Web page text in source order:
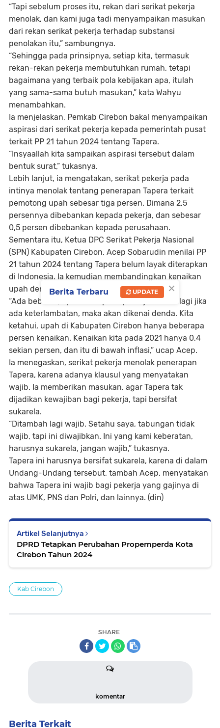
“Tapi sebelum proses itu, rekan dari serikat pekerja
menolak, dan kami juga tadi menyampaikan masukan
dari rekan serikat pekerja terhadap substansi
penolakan itu,” sambungnya.
“Sehingga pada prinsipnya, setiap kita, termasuk
rekan-rekan pekerja membutuhkan rumah, tetapi
bagaimana yang terbaik pola kebijakan apa, itulah
yang sama-sama butuh masukan,” kata Wahyu
menambahkan.
Ia menjelaskan, Pemkab Cirebon bakal menyampaikan
aspirasi dari serikat pekerja kepada pemerintah pusat
terkait PP 21 tahun 2024 tentang Tapera.
“Insyaallah kita sampaikan aspirasi tersebut dalam
bentuk surat,” tukasnya.
Lebih lanjut, ia mengatakan, serikat pekerja pada
intinya menolak tentang penerapan Tapera terkait
pemotong upah sebesar tiga persen. Dimana 2,5
persennya dibebankan kepada pekerja, dan sebesar
0,5 persen dibebankan kepada perusahaan.
Sementara itu, Ketua DPC Serikat Pekerja Nasional
(SPN) Kabupaten Cirebon, Acep Sobarudin menilai PP
21 tahun 2024 tentang Tapera belum layak diterapkan
di Indonesia. Ia kemudian membandingkan kenaikan
upah dengan potongan Tapera.
“Ada beban 2,5 persen kepada pekerja. Belum lagi jika
ada keterlambatan, maka akan dikenai denda. Kita
ketahui, upah di Kabupaten Cirebon hanya beberapa
persen kenaikan. Kenaikan kita pada 2021 hanya 0,4
sekian persen, dan itu di bawah inflasi,” ucap Acep.
Ia menegaskan, serikat pekerja menolak penerapan
Tapera, karena adanya klausul yang menyatakan
wajib. Ia memberikan masukan, agar Tapera tak
dijadikan kewajiban bagi pekerja, tapi bersifat
sukarela.
“Ditambah lagi wajib. Setahu saya, tabungan tidak
wajib, tapi ini diwajibkan. Ini yang kami keberatan,
harusnya sukarela, jangan wajib,” tukasnya.
Tapera ini harusnya bersifat sukarela, karena di dalam
Undang-Undang tersebut, tambah Acep, menyatakan
bahwa Tapera ini wajib bagi pekerja yang gajinya di
atas UMK, PNS dan Polri, dan lainnya. (din)
Artikel Selanjutnya
DPRD Tetapkan Perubahan Propemperda Kota
Cirebon Tahun 2024
Kab Cirebon
SHARE
komentar
Berita Terkait
×
Berita Terbaru UPDATE